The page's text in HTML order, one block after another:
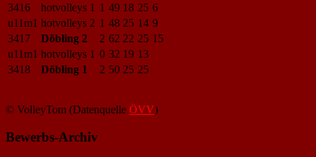
3416
hotvolleys 1 1 49 18 25 6
u11m1 hotvolleys 2 1 48 25 14 9
3417
Döbling 2 2 62 22 25 15
u11m1 hotvolleys 1 0 32 19 13
3418
Döbling 1 2 50 25 25
© VolleyTom (Datenquelle ÖVV)
Bewerbs-Archiv